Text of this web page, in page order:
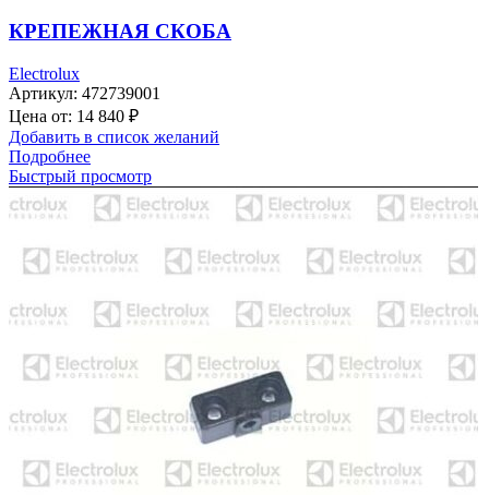
КРЕПЕЖНАЯ СКОБА
Electrolux
Артикул: 472739001
Цена от: 14 840 ₽
Добавить в список желаний
Подробнее
Быстрый просмотр